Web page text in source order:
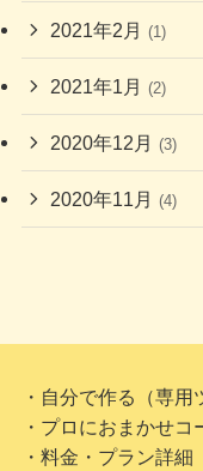
2021年2月 (1)
2021年1月 (2)
2020年12月 (3)
2020年11月 (4)
・自分で作る（専用
・プロにおまかせコ
・料金・プラン詳細